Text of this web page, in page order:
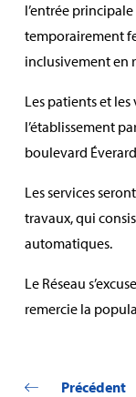
l’entrée
temporairement
inclusivement en
Les patients et
l’établissement
boulevard
Les services
travaux, qui
automatiques.
Le Réseau
remercie la
Précédent